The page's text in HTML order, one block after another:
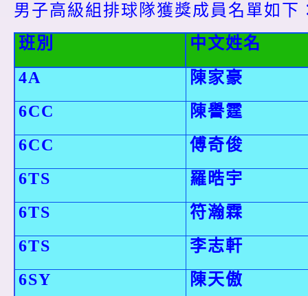
男子高級組排球隊獲獎成員名單如下
班別
中文姓名
4A
陳家豪
6CC
陳譽霆
6CC
傅奇俊
6TS
羅晧宇
6TS
符瀚霖
6TS
李志軒
6SY
陳天傲